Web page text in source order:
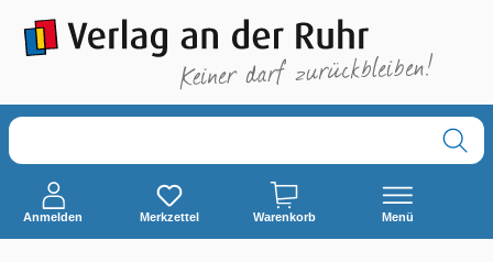
springen
Anmelden Merkzettel Warenkorb Menü